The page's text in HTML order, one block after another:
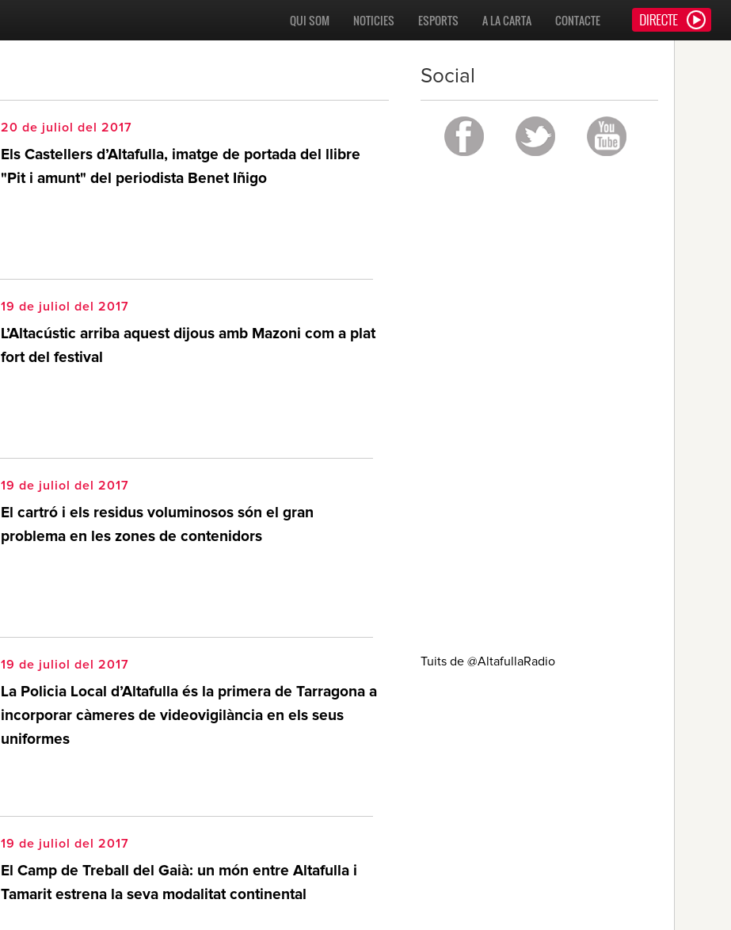
CONTACTE
A LA CARTA
ESPORTS
NOTICIES
QUI SOM
20 de juliol del 2017
Els Castellers d’Altafulla, imatge de portada del llibre
"Pit i amunt" del periodista Benet Iñigo
19 de juliol del 2017
L’Altacústic arriba aquest dijous amb Mazoni com a plat
fort del festival
19 de juliol del 2017
El cartró i els residus voluminosos són el gran
problema en les zones de contenidors
19 de juliol del 2017
La Policia Local d’Altafulla és la primera de Tarragona a
incorporar càmeres de videovigilància en els seus
uniformes
19 de juliol del 2017
El Camp de Treball del Gaià: un món entre Altafulla i
Tamarit estrena la seva modalitat continental
Social
Tuits de @AltafullaRadio